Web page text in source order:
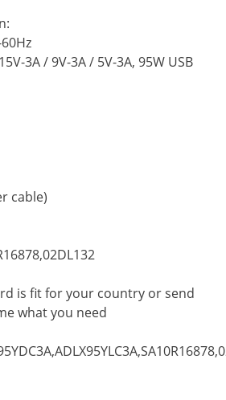
3A / 9V-3A / 5V-3A, 95W USB
cable)
is fit for your country or send
what you need